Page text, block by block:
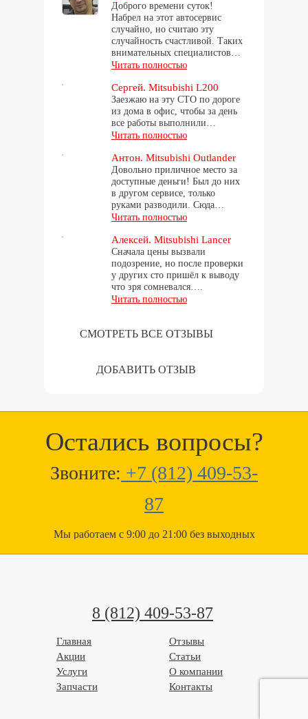
Доброго времени суток!
Набрел на этот автосервис
случайно, но считаю эту
случайность счастливой. Таких
внимательных специалистов…
Читать полностью
Сергей. Mitsubishi L200
Заезжаю на эту СТО по дороге
из дома в офис, чтобы за день
все работы выполнили…
Читать полностью
Антон. Mitsubishi Outlander
Довольно приличное место за
доступные деньги! Был до них
в другом сервисе, только
руками разводили. Сюда…
Читать полностью
Алексей. Mitsubishi Lancer
Сначала цены вызвали
подозрение, но после проверки
у других сто пришёл к выводу
что зря сомневался….
Читать полностью
СМОТРЕТЬ ВСЕ ОТЗЫВЫ
ДОБАВИТЬ ОТЗЫВ
Остались вопросы?
Звоните: +7 (812) 409-53-
87
Мы работаем с 9:00 до 21:00 без выходных
8 (812) 409-53-87
Главная
Акции
Услуги
Запчасти
Отзывы
Статьи
О компании
Контакты